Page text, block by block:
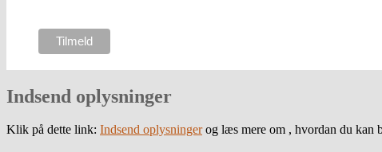
Indsend oplysninger
Klik på dette link: Indsend oplysningerog læs mere om , hvordan du kan